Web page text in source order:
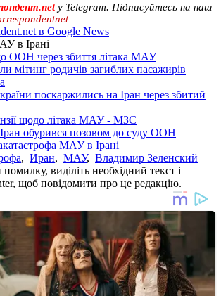
у Telegram. Підписуйтесь на наш
в Google News
в Ірані
ООН через збиття літака МАУ
мітинг родичів загиблих пасажирів
поскаржились на Іран через збитий
щодо літака МАУ - МЗС
обурився позовом до суду ООН
МАУ в Ірані
, Иран, МАУ, Владимир Зеленский
виділіть необхідний текст і
щоб повідомити про це редакцію.